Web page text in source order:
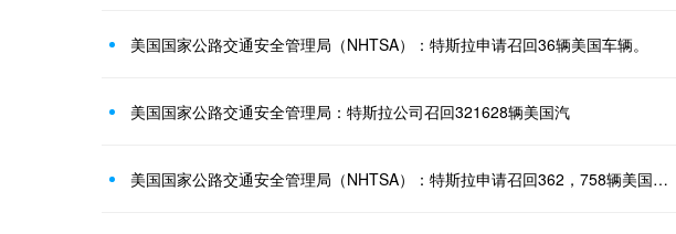
美国国家公路交通安全管理局（NHTSA）：特斯拉申请召回36辆美国车辆。
美国国家公路交通安全管理局：特斯拉公司召回321628辆美国汽
美国国家公路交通安全管理局（NHTSA）：特斯拉申请召回362，758辆美国车辆。